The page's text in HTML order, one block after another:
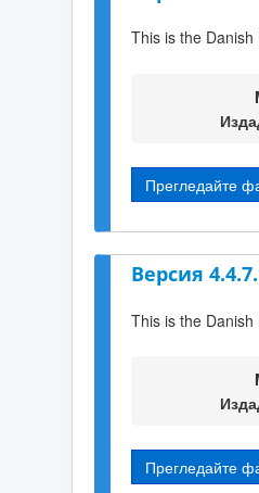
This is the
Прегледайте
Версия
This is the
Прегледайте